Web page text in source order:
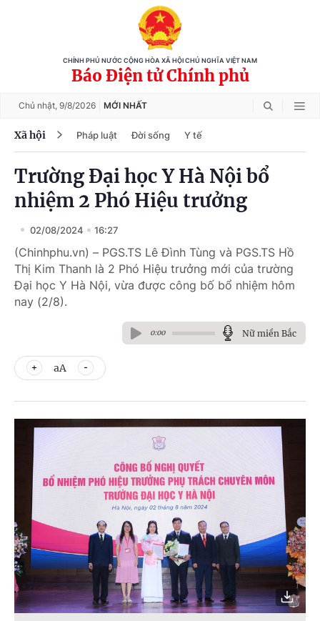
CHÍNH PHỦ NƯỚC CỘNG HÒA XÃ HỘI CHỦ NGHĨA VIỆT NAM
Báo Điện tử Chính phủ
Chủ nhật, 9/8/2026 MỚI NHẤT
Xã hội Pháp luật Đời sống Y tế
Trường Đại học Y Hà Nội bổ
nhiệm 2 Phó Hiệu trưởng
02/08/2024 16:27
(Chinhphu.vn) – PGS.TS Lê Đình Tùng và PGS.TS Hồ
Thị Kim Thanh là 2 Phó Hiệu trưởng mới của trường
Đại học Y Hà Nội, vừa được công bố bổ nhiệm hôm
nay (2/8).
0:00 Nữ miền Bắc
aA